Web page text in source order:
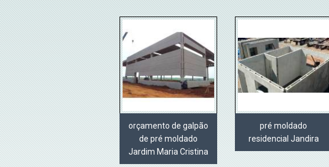
orçamento de galpão
de pré moldado
Jardim Maria Cristina
pré moldado
residencial Jandira